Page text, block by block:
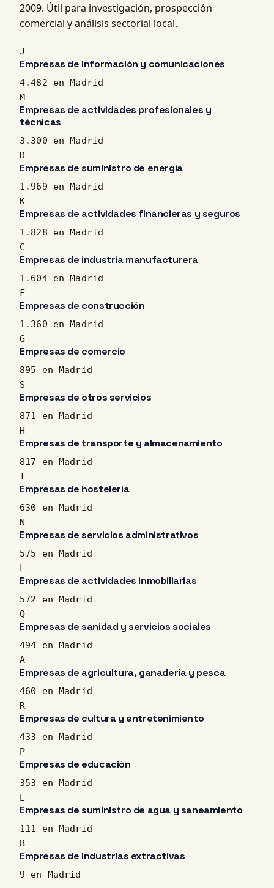
2009. Útil para investigación, prospección
comercial y análisis sectorial local.
J
Empresas de información y comunicaciones
4.482 en Madrid
M
Empresas de actividades profesionales y
técnicas
3.300 en Madrid
D
Empresas de suministro de energía
1.969 en Madrid
K
Empresas de actividades financieras y seguros
1.828 en Madrid
C
Empresas de industria manufacturera
1.604 en Madrid
F
Empresas de construcción
1.360 en Madrid
G
Empresas de comercio
895 en Madrid
S
Empresas de otros servicios
871 en Madrid
H
Empresas de transporte y almacenamiento
817 en Madrid
I
Empresas de hostelería
630 en Madrid
N
Empresas de servicios administrativos
575 en Madrid
L
Empresas de actividades inmobiliarias
572 en Madrid
Q
Empresas de sanidad y servicios sociales
494 en Madrid
A
Empresas de agricultura, ganadería y pesca
460 en Madrid
R
Empresas de cultura y entretenimiento
433 en Madrid
P
Empresas de educación
353 en Madrid
E
Empresas de suministro de agua y saneamiento
111 en Madrid
B
Empresas de industrias extractivas
9 en Madrid